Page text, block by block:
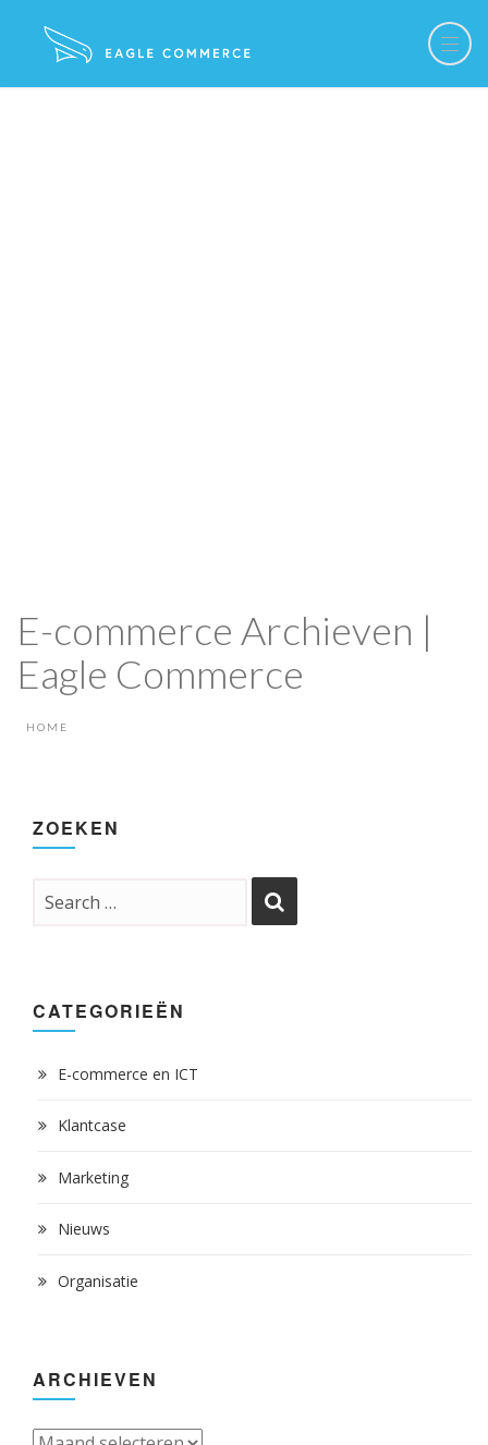
E-commerce Archieven |
Eagle Commerce
HOME
ZOEKEN
CATEGORIEËN
E-commerce en ICT
Klantcase
Marketing
Nieuws
Organisatie
ARCHIEVEN
Archieven